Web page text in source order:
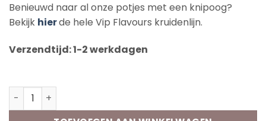
Benieuwd naar al onze potjes met een knipoog?
Bekijk hierde hele Vip Flavours kruidenlijn.
Verzendtijd: 1-2 werkdagen
Vip Flavours Gedroogde Tijm Relaxen & Genieten aantal